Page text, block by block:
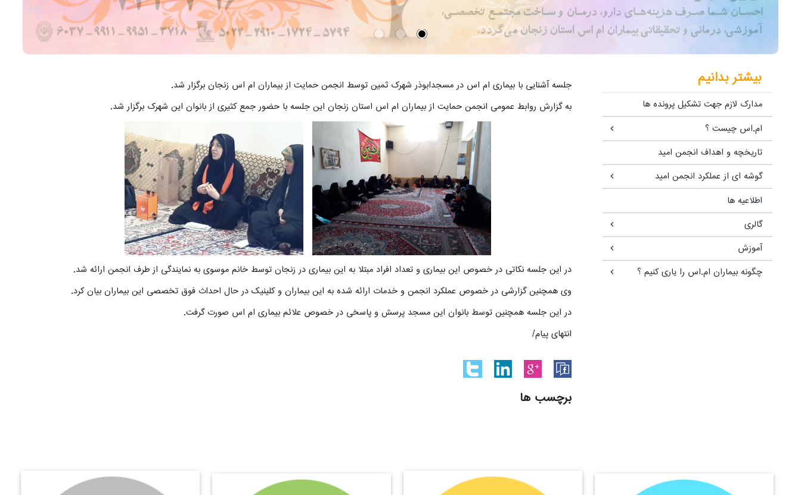
بیشتر بدانیم
مدارک لازم جهت تشکیل پرونده ها
ام.اس چیست ؟
تاریخچه و اهداف انجمن امید
گوشه ای از عملکرد انجمن امید
اطلاعیه ها
گالری
آموزش
چگونه بیماران ام.اس را یاری کنیم ؟
جلسه آشنایی با بیماری ام اس در مسجدابوذر شهرک ثمین توسط انجمن حمایت از بیماران ام اس زنجان برگزار شد.
به گزارش روابط عمومی انجمن حمایت از بیماران ام اس استان زنجان این جلسه با حضور جمع کثیری از بانوان این شهرک برگزار شد.
در این جلسه نکاتی در خصوص این بیماری و تعداد افراد مبتلا به این بیماری در زنجان توسط خانم موسوی به نمایندگی از طرف انجمن ارائه شد.
وی همچنین گزارشی در خصوص عملکرد انجمن و خدمات ارائه شده به این بیماران و کلینیک در حال احداث فوق تخصصی این بیماران بیان کرد.
در این جلسه همچنین توسط بانوان این مسجد پرسش و پاسخی در خصوص علائم بیماری ام اس صورت گرفت.
انتهای پیام/
برچسب ها